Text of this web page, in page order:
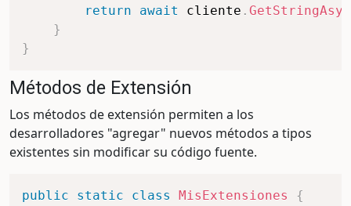
return
await cliente .
}
}
Métodos de Extensión
Los métodos de extensión permiten a los
desarrolladores "agregar" nuevos métodos a tipos
existentes sin modificar su código fuente.
public static class MisExtensiones
{